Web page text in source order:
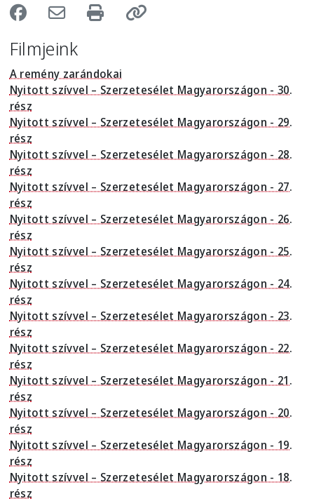
Filmjeink
A remény zarándokai
Nyitott szívvel – Szerzetesélet Magyarországon - 30.
rész
Nyitott szívvel – Szerzetesélet Magyarországon - 29.
rész
Nyitott szívvel – Szerzetesélet Magyarországon - 28.
rész
Nyitott szívvel – Szerzetesélet Magyarországon - 27.
rész
Nyitott szívvel – Szerzetesélet Magyarországon - 26.
rész
Nyitott szívvel – Szerzetesélet Magyarországon - 25.
rész
Nyitott szívvel – Szerzetesélet Magyarországon - 24.
rész
Nyitott szívvel – Szerzetesélet Magyarországon - 23.
rész
Nyitott szívvel – Szerzetesélet Magyarországon - 22.
rész
Nyitott szívvel – Szerzetesélet Magyarországon - 21.
rész
Nyitott szívvel – Szerzetesélet Magyarországon - 20.
rész
Nyitott szívvel – Szerzetesélet Magyarországon - 19.
rész
Nyitott szívvel – Szerzetesélet Magyarországon - 18.
rész